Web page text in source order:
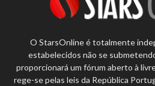
O StarsOnline é totalmente
estabelecidos não se
proporcionará um fórum aberto à
rege-se pelas leis da República